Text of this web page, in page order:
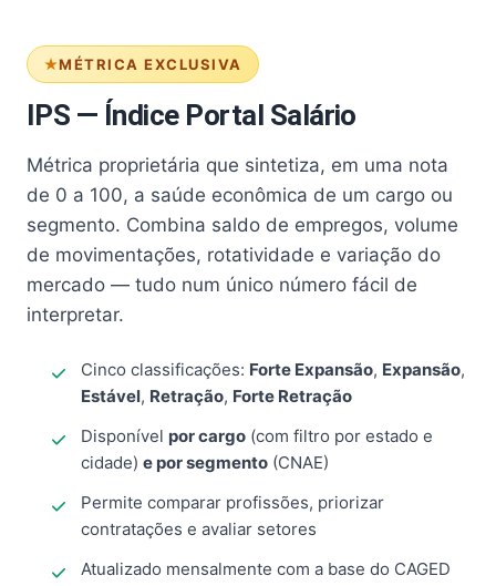
MÉTRICA EXCLUSIVA
IPS — Índice Portal Salário
Métrica proprietária que sintetiza, em uma nota
de 0 a 100, a saúde econômica de um cargo ou
segmento. Combina saldo de empregos, volume
de movimentações, rotatividade e variação do
mercado — tudo num único número fácil de
interpretar.
Cinco classificações: Forte Expansão, Expansão,
Estável, Retração, Forte Retração
Disponível por cargo (com filtro por estado e
cidade) e por segmento (CNAE)
Permite comparar profissões, priorizar
contratações e avaliar setores
Atualizado mensalmente com a base do CAGED